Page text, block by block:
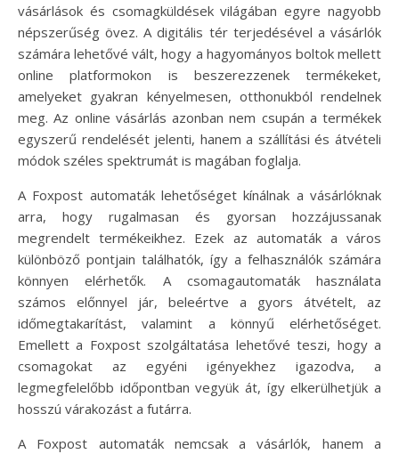
vásárlások és csomagküldések világában egyre nagyobb
népszerűség övez. A digitális tér terjedésével a vásárlók
számára lehetővé vált, hogy a hagyományos boltok mellett
online platformokon is beszerezzenek termékeket,
amelyeket gyakran kényelmesen, otthonukból rendelnek
meg. Az online vásárlás azonban nem csupán a termékek
egyszerű rendelését jelenti, hanem a szállítási és átvételi
módok széles spektrumát is magában foglalja.
A Foxpost automaták lehetőséget kínálnak a vásárlóknak
arra, hogy rugalmasan és gyorsan hozzájussanak
megrendelt termékeikhez. Ezek az automaták a város
különböző pontjain találhatók, így a felhasználók számára
könnyen elérhetők. A csomagautomaták használata
számos előnnyel jár, beleértve a gyors átvételt, az
időmegtakarítást, valamint a könnyű elérhetőséget.
Emellett a Foxpost szolgáltatása lehetővé teszi, hogy a
csomagokat az egyéni igényekhez igazodva, a
legmegfelelőbb időpontban vegyük át, így elkerülhetjük a
hosszú várakozást a futárra.
A Foxpost automaták nemcsak a vásárlók, hanem a